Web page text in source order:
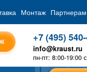
Монтаж Партнерам
+7 (495)
info@kraust.ru
пн-пт: 8:00-19:00